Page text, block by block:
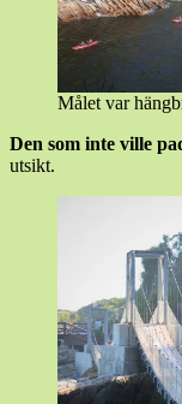
Målet var
Den som inte ville
utsikt.